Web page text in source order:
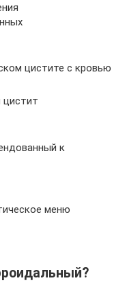
цистите с кровью
цистит
к
меню